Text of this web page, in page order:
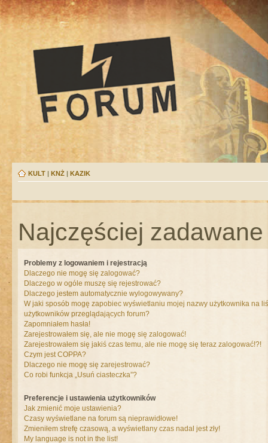
KULT | KNŻ | KAZIK
Najczęściej
Problemy z logowaniem i rejestracją
Dlaczego nie mogę się zalogować?
Dlaczego w ogóle muszę się rejestrować?
Dlaczego jestem automatycznie wylogowywany?
W jaki sposób mogę zapobiec wyświetlaniu mojej nazwy użytkownika na
użytkowników przeglądających forum?
Zapomniałem hasła!
Zarejestrowałem się, ale nie mogę się zalogować!
Zarejestrowałem się jakiś czas temu, ale nie mogę się teraz zalogować!?!
Czym jest COPPA?
Dlaczego nie mogę się zarejestrować?
Co robi funkcja „Usuń ciasteczka”?
Preferencje i ustawienia użytkowników
Jak zmienić moje ustawienia?
Czasy wyświetlane na forum są nieprawidłowe!
Zmieniłem strefę czasową, a wyświetlany czas nadal jest zły!
My language is not in the list!